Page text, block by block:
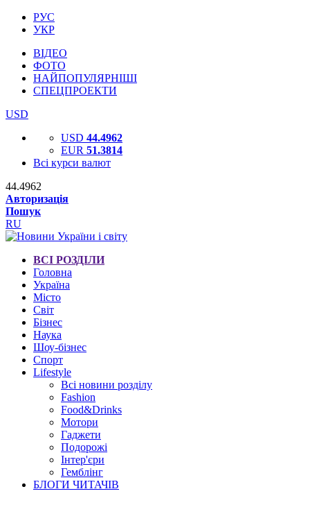
РУС
УКР
ВІДЕО
ФОТО
НАЙПОПУЛЯРНІШІ
СПЕЦПРОЕКТИ
USD
USD 44.4962
EUR 51.3814
Всі курси валют
44.4962
Авторизація
Пошук
RU
ВСІ РОЗДІЛИ
Головна
Україна
Місто
Світ
Бізнес
Наука
Шоу-бізнес
Спорт
Lifestyle
Всі новини розділу
Fashion
Food&Drinks
Мотори
Гаджети
Подорожі
Інтер'єри
Гемблінг
БЛОГИ ЧИТАЧІВ